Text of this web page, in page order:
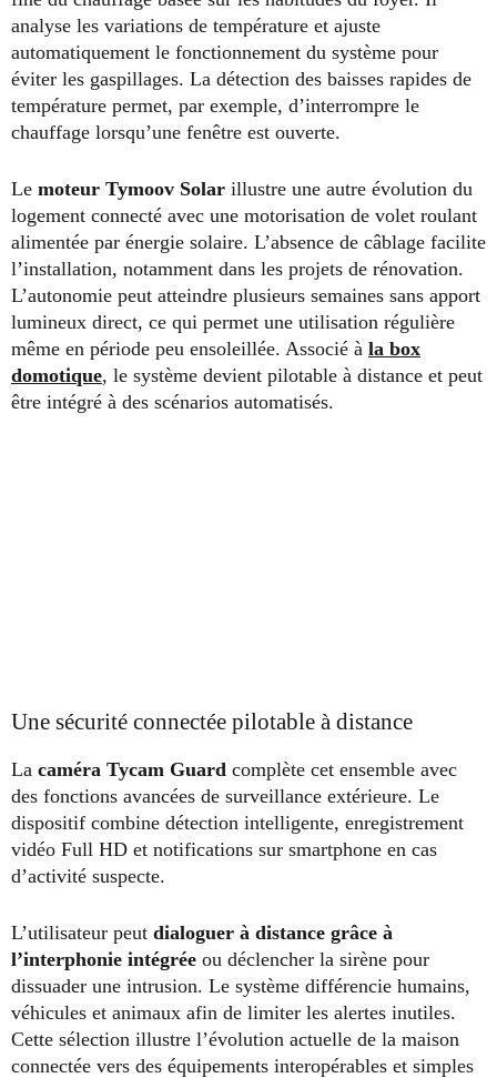
analyse les variations de température et ajuste
automatiquement le fonctionnement du système pour
éviter les gaspillages. La détection des baisses rapides de
température permet, par exemple, d’interrompre le
chauffage lorsqu’une fenêtre est ouverte.
Le moteur Tymoov Solar illustre une autre évolution du
logement connecté avec une motorisation de volet roulant
alimentée par énergie solaire. L’absence de câblage facilite
l’installation, notamment dans les projets de rénovation.
L’autonomie peut atteindre plusieurs semaines sans apport
lumineux direct, ce qui permet une utilisation régulière
même en période peu ensoleillée. Associé à la box
domotique, le système devient pilotable à distance et peut
être intégré à des scénarios automatisés.
Une sécurité connectée pilotable à distance
La caméra Tycam Guard complète cet ensemble avec
des fonctions avancées de surveillance extérieure. Le
dispositif combine détection intelligente, enregistrement
vidéo Full HD et notifications sur smartphone en cas
d’activité suspecte.
L’utilisateur peut dialoguer à distance grâce à
l’interphonie intégrée ou déclencher la sirène pour
dissuader une intrusion. Le système différencie humains,
véhicules et animaux afin de limiter les alertes inutiles.
Cette sélection illustre l’évolution actuelle de la maison
connectée vers des équipements interopérables et simples